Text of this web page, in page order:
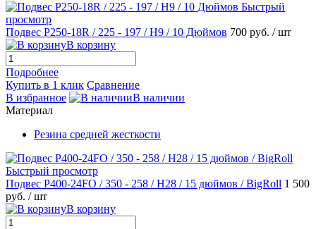
Быстрый
просмотр
Подвес Р250-18R / 225 - 197 / H9 / 10 Дюймов 700 руб. / шт
В корзину
Подробнее
Купить в 1 клик Сравнение
В избранное
В наличии
Материал
Резина средней жесткости
Быстрый просмотр
Подвес P400-24FO / 350 - 258 / H28 / 15 дюймов / BigRoll 1 500
руб. / шт
В корзину